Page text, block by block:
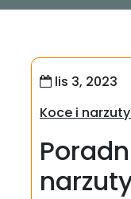
lis 3, 2023
Koce i